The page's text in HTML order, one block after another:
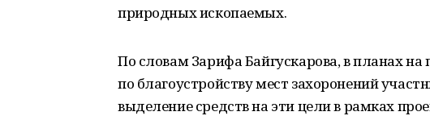
природных ископаемых.
По словам Зарифа Байгускарова, в планах
по благоустройству мест захоронений
выделение средств на эти цели в рамках